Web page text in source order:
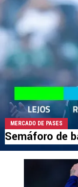
MERCADO DE PASES
Semáforo de